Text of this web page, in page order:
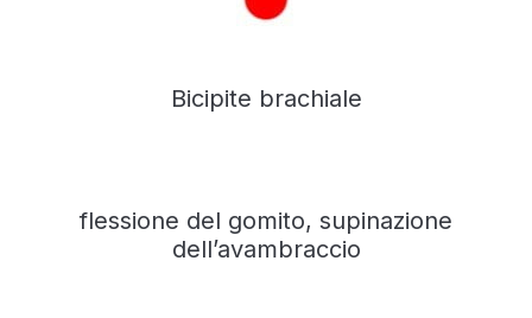
Bicipite brachiale
flessione del gomito, supinazione
dell’avambraccio